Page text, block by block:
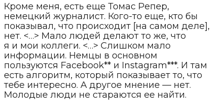
Кроме меня, есть еще Томас Репер,
немецкий журналист. Кого-то еще, кто бы
показывал, что происходит [на самом деле],
нет. <…> Мало людей делают то же, что
я и мои коллеги. <…> Слишком мало
информации. Немцы в основном
пользуются Facebook** и Instagram***. И там
есть алгоритм, который показывает то, что
тебе интересно. А другое мнение — нет.
Молодые люди не стараются ее найти.